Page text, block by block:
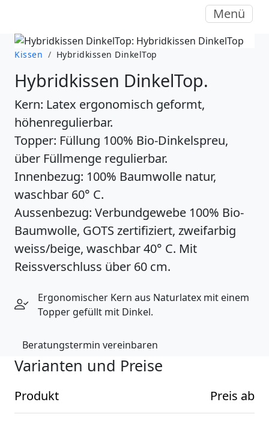
Menü
Kissen / Hybridkissen DinkelTop
Hybridkissen DinkelTop.
Kern: Latex ergonomisch geformt,
höhenregulierbar.
Topper: Füllung 100% Bio-Dinkelspreu,
über Füllmenge regulierbar.
Innenbezug: 100% Baumwolle natur,
waschbar 60° C.
Aussenbezug: Verbundgewebe 100% Bio-
Baumwolle, GOTS zertifiziert, zweifarbig
weiss/beige, waschbar 40° C. Mit
Reissverschluss über 60 cm.
Ergonomischer Kern aus Naturlatex mit einem
Topper gefüllt mit Dinkel.
Beratungstermin vereinbaren
Varianten und Preise
Produkt Preis ab